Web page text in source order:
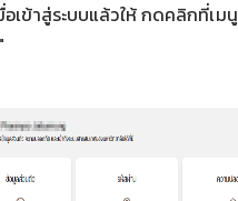
เข้าสู่ระบบแล้วให้ กดคลิกที่เมนู